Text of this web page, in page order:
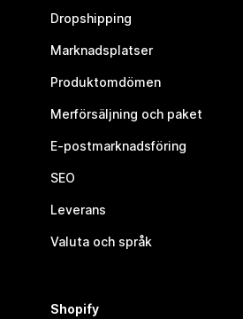
Dropshipping
Marknadsplatser
Produktomdömen
Merförsäljning och paket
E-postmarknadsföring
SEO
Leverans
Valuta och språk
Shopify